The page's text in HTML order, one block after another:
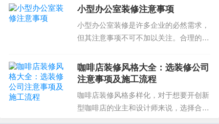
修服务商成为很多家庭和企业面临的困
服务商的建议。全包装修...
小型办公室装修注意事项
小型办公室装修是许多企业的必然需求，
但其注意事项不可不加以关注。合理的规
型办公室装修注意事项的总结。1. 定义办
公空间需求首先，我们需要明确的小型办
咖啡店装修风格大全：选装修公司
注意事项及施工流程
咖啡店装修风格多样化，对于想要开创新
型咖啡店的业主和设计师来说，选择合适